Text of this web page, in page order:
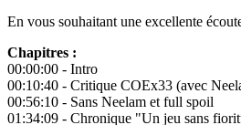
En vous souhaitant une excellente
Chapitres :
00:00:00 - Intro
00:10:40 - Critique COEx33 (avec
00:56:10 - Sans Neelam et full spoil
01:34:09 - Chronique "Un jeu sans